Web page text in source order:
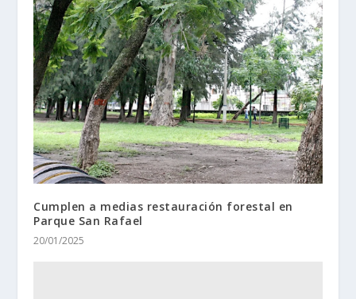
Cumplen a medias restauración forestal en
Parque San Rafael
20/01/2025